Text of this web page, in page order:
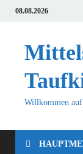
08.08.2026
Willkommen auf